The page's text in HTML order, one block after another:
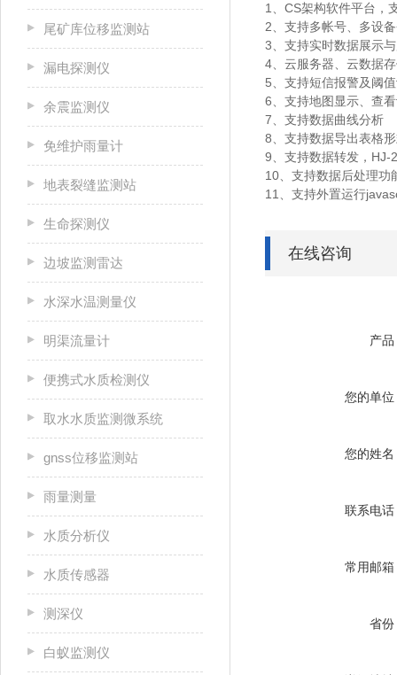
尾矿库位移监测站
漏电探测仪
余震监测仪
免维护雨量计
地表裂缝监测站
生命探测仪
边坡监测雷达
水深水温测量仪
明渠流量计
便携式水质检测仪
取水水质监测微系统
gnss位移监测站
雨量测量
水质分析仪
水质传感器
测深仪
白蚁监测仪
1、CS架构软件平台，
2、支持多帐号、多设
3、支持实时数据展示
4、云服务器、云数据
5、支持短信报警及阈
6、支持地图显示、查
7、支持数据曲线分析
8、支持数据导出表格
9、支持数据转发，HJ-
10、支持数据后处理功
11、支持外置运行
在线咨询
产品
您的单位
您的姓名
联系电话
常用邮箱
省份